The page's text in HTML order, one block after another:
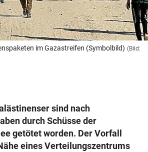
& Co KG 2026
im Gazastreifen (Symbolbild) (Bild:
sind nach
durch Schüsse der
getötet worden. Der Vorfall
eines Verteilungszentrums